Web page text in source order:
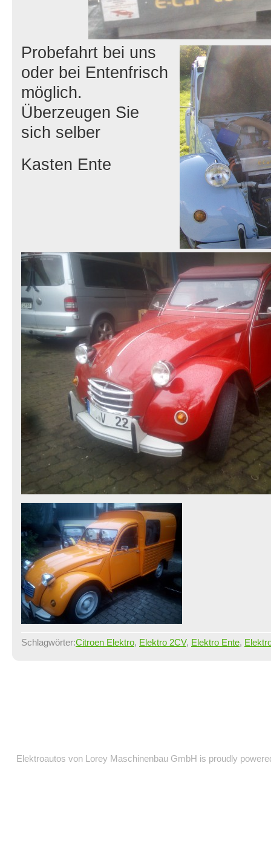
Probefahrt bei uns
oder bei Entenfrisch
möglich.
Überzeugen Sie
sich selber
Kasten Ente
Schlagwörter:Citroen Elektro, Elektro 2CV, Elektro Ente,
Elektroautos von Lorey Maschinenbau GmbH is proudly